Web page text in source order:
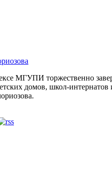
МГУПИ торжественно
домов, школ-интернатов